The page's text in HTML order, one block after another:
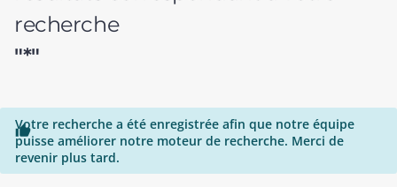
recherche
"*"

Votre recherche a été enregistrée afin que notre équipe
puisse améliorer notre moteur de recherche. Merci de
revenir plus tard.